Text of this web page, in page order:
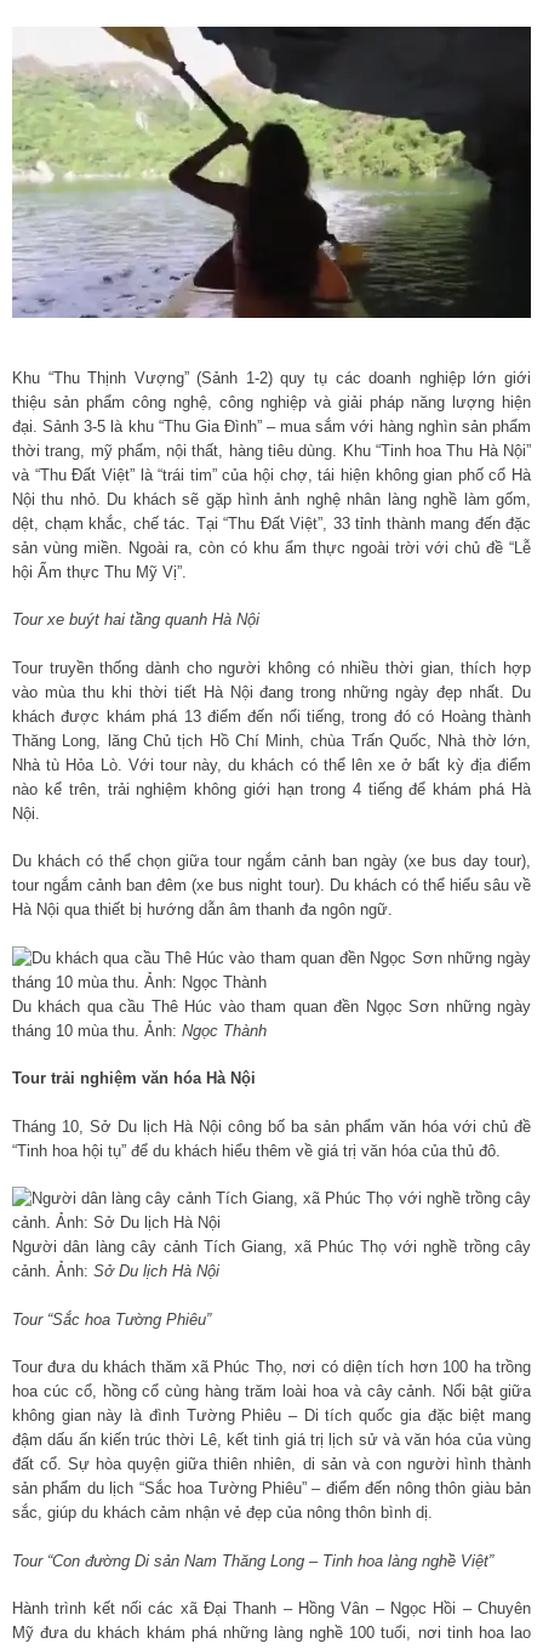
Khu “Thu Thịnh Vượng” (Sảnh 1-2) quy tụ các doanh nghiệp lớn giới
thiệu sản phẩm công nghệ, công nghiệp và giải pháp năng lượng hiện
đại. Sảnh 3-5 là khu “Thu Gia Đình” – mua sắm với hàng nghìn sản phẩm
thời trang, mỹ phẩm, nội thất, hàng tiêu dùng. Khu “Tinh hoa Thu Hà Nội”
và “Thu Đất Việt” là “trái tim” của hội chợ, tái hiện không gian phố cổ Hà
Nội thu nhỏ. Du khách sẽ gặp hình ảnh nghệ nhân làng nghề làm gốm,
dệt, chạm khắc, chế tác. Tại “Thu Đất Việt”, 33 tỉnh thành mang đến đặc
sản vùng miền. Ngoài ra, còn có khu ẩm thực ngoài trời với chủ đề “Lễ
hội Ẩm thực Thu Mỹ Vị”.
Tour xe buýt hai tầng quanh Hà Nội
Tour truyền thống dành cho người không có nhiều thời gian, thích hợp
vào mùa thu khi thời tiết Hà Nội đang trong những ngày đẹp nhất. Du
khách được khám phá 13 điểm đến nổi tiếng, trong đó có Hoàng thành
Thăng Long, lăng Chủ tịch Hồ Chí Minh, chùa Trấn Quốc, Nhà thờ lớn,
Nhà tù Hỏa Lò. Với tour này, du khách có thể lên xe ở bất kỳ địa điểm
nào kể trên, trải nghiệm không giới hạn trong 4 tiếng để khám phá Hà
Nội.
Du khách có thể chọn giữa tour ngắm cảnh ban ngày (xe bus day tour),
tour ngắm cảnh ban đêm (xe bus night tour). Du khách có thể hiểu sâu về
Hà Nội qua thiết bị hướng dẫn âm thanh đa ngôn ngữ.
Du khách qua cầu Thê Húc vào tham quan đền Ngọc Sơn những ngày
tháng 10 mùa thu. Ảnh: Ngọc Thành
Tour trải nghiệm văn hóa Hà Nội
Tháng 10, Sở Du lịch Hà Nội công bố ba sản phẩm văn hóa với chủ đề
“Tinh hoa hội tụ” để du khách hiểu thêm về giá trị văn hóa của thủ đô.
Người dân làng cây cảnh Tích Giang, xã Phúc Thọ với nghề trồng cây
cảnh. Ảnh: Sở Du lịch Hà Nội
Tour “Sắc hoa Tường Phiêu”
Tour đưa du khách thăm xã Phúc Thọ, nơi có diện tích hơn 100 ha trồng
hoa cúc cổ, hồng cổ cùng hàng trăm loài hoa và cây cảnh. Nổi bật giữa
không gian này là đình Tường Phiêu – Di tích quốc gia đặc biệt mang
đậm dấu ấn kiến trúc thời Lê, kết tinh giá trị lịch sử và văn hóa của vùng
đất cổ. Sự hòa quyện giữa thiên nhiên, di sản và con người hình thành
sản phẩm du lịch “Sắc hoa Tường Phiêu” – điểm đến nông thôn giàu bản
sắc, giúp du khách cảm nhận vẻ đẹp của nông thôn bình dị.
Tour “Con đường Di sản Nam Thăng Long – Tinh hoa làng nghề Việt”
Hành trình kết nối các xã Đại Thanh – Hồng Vân – Ngọc Hồi – Chuyên
Mỹ đưa du khách khám phá những làng nghề 100 tuổi, nơi tinh hoa lao